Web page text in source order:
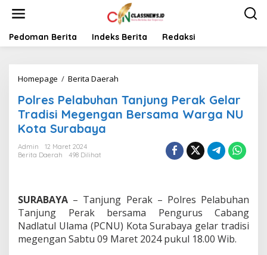
t
Pedoman Berita Indeks Berita Redaksi
Homepage / Berita Daerah
r
e
u
h
a
n
T
Polres Pelabuhan Tanjung Perak Gelar
Tradisi Megengan Bersama Warga NU
Kota Surabaya
Admin
12 Maret 2024
Berita Daerah
498 Dilihat
SURABAYA – Tanjung Perak – Polres Pelabuhan
Tanjung Perak bersama Pengurus Cabang
Nadlatul Ulama (PCNU) Kota Surabaya gelar tradisi
megengan Sabtu 09 Maret 2024 pukul 18.00 Wib.